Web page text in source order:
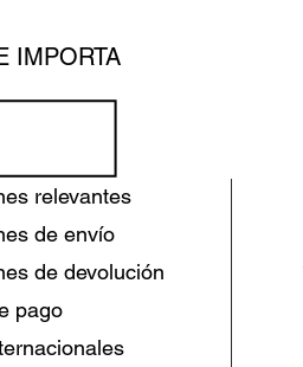
IMPORTA
relevantes
de envío
de devolución
pago